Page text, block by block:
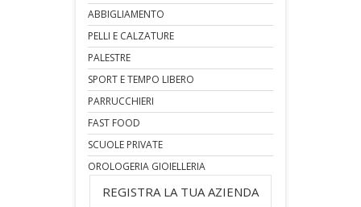
ABBIGLIAMENTO
PELLI E CALZATURE
PALESTRE
SPORT E TEMPO LIBERO
PARRUCCHIERI
FAST FOOD
SCUOLE PRIVATE
OROLOGERIA GIOIELLERIA
REGISTRA LA TUA AZIENDA